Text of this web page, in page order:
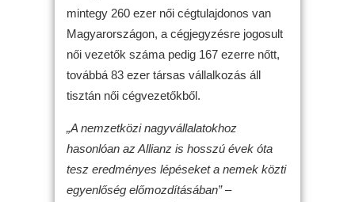
mintegy 260 ezer női cégtulajdonos van
Magyarországon, a cégjegyzésre jogosult
női vezetők száma pedig 167 ezerre nőtt,
továbbá 83 ezer társas vállalkozás áll
tisztán női cégvezetőkből.
„A nemzetközi nagyvállalatokhoz
hasonlóan az Allianz is hosszú évek óta
tesz eredményes lépéseket a nemek közti
egyenlőség előmozdításában”–